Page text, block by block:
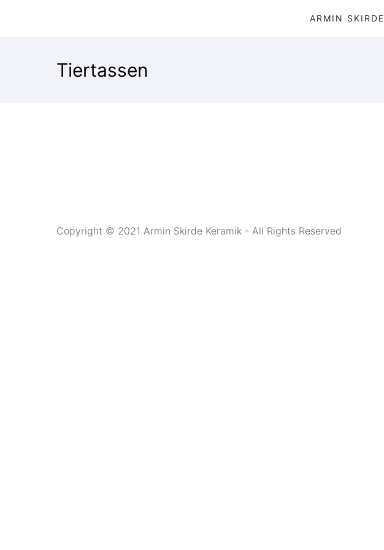
ARMIN SKIRDE
Tiertassen
Copyright © 2021 Armin Skirde Keramik - All Rights Reserved